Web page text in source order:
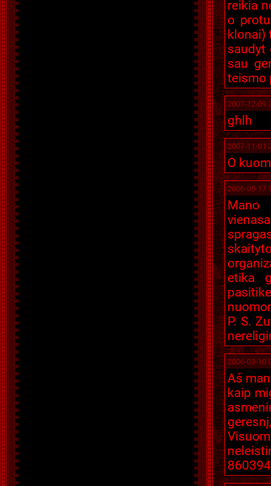
reikia
o
klonai)
saudyt
sau
teismo
2007-12-09
ghlh
2007-11-01
O
2006-05-17
Mano
etika
P. S.
2006-03-10
Aš
kaip